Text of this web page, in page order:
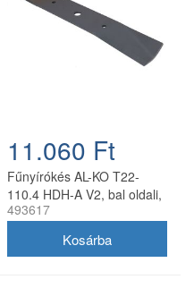
11.060 Ft
Fűnyírókés AL-KO T22-
110.4 HDH-A V2, bal oldali,
40 cm
493617